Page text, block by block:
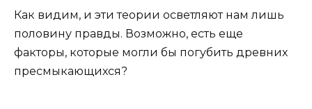
Как видим, и эти теории осветляют нам лишь
половину правды. Возможно, есть еще
факторы, которые могли бы погубить древних
пресмыкающихся?